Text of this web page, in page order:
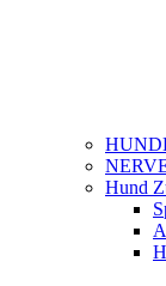
Hund